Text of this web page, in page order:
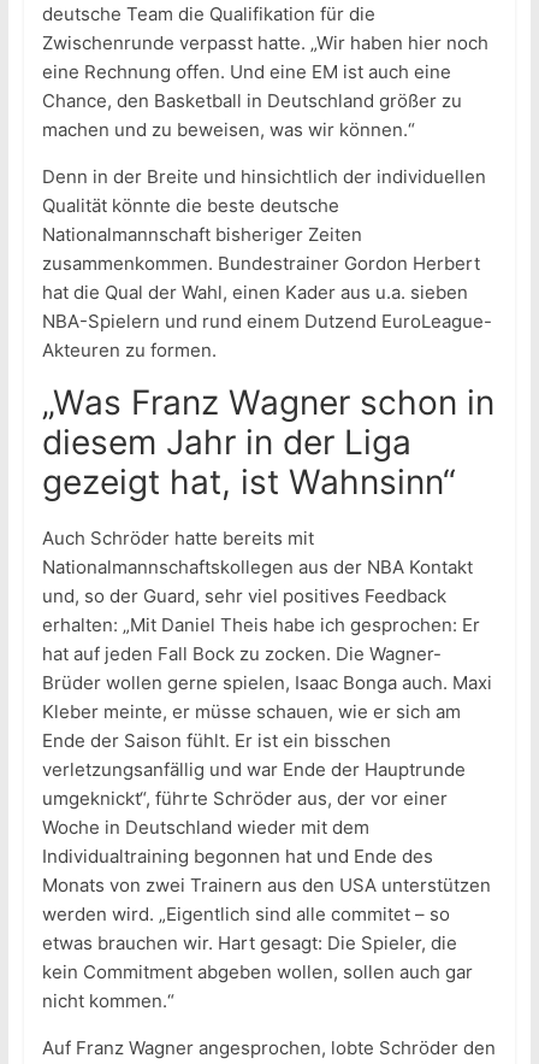
deutsche Team die Qualifikation für die
Zwischenrunde verpasst hatte. „Wir haben hier noch
eine Rechnung offen. Und eine EM ist auch eine
Chance, den Basketball in Deutschland größer zu
machen und zu beweisen, was wir können.“
Denn in der Breite und hinsichtlich der individuellen
Qualität könnte die beste deutsche
Nationalmannschaft bisheriger Zeiten
zusammenkommen. Bundestrainer Gordon Herbert
hat die Qual der Wahl, einen Kader aus u.a. sieben
NBA-Spielern und rund einem Dutzend EuroLeague-
Akteuren zu formen.
„Was Franz Wagner schon in
diesem Jahr in der Liga
gezeigt hat, ist Wahnsinn“
Auch Schröder hatte bereits mit
Nationalmannschaftskollegen aus der NBA Kontakt
und, so der Guard, sehr viel positives Feedback
erhalten: „Mit Daniel Theis habe ich gesprochen: Er
hat auf jeden Fall Bock zu zocken. Die Wagner-
Brüder wollen gerne spielen, Isaac Bonga auch. Maxi
Kleber meinte, er müsse schauen, wie er sich am
Ende der Saison fühlt. Er ist ein bisschen
verletzungsanfällig und war Ende der Hauptrunde
umgeknickt“, führte Schröder aus, der vor einer
Woche in Deutschland wieder mit dem
Individualtraining begonnen hat und Ende des
Monats von zwei Trainern aus den USA unterstützen
werden wird. „Eigentlich sind alle commitet – so
etwas brauchen wir. Hart gesagt: Die Spieler, die
kein Commitment abgeben wollen, sollen auch gar
nicht kommen.“
Auf Franz Wagner angesprochen, lobte Schröder den